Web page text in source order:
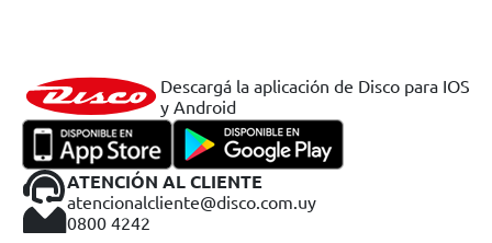
Descargá la aplicación de Disco para IOS
y Android
ATENCIÓN AL CLIENTE
atencionalcliente@disco.com.uy
0800 4242